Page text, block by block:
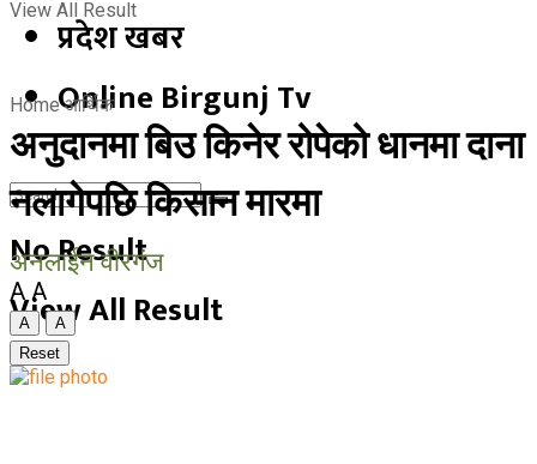
प्रदेश खबर
Online Birgunj Tv
No Result
View All Result
View All Result
Home आर्थिक
अनुदानमा बिउ किनेर रोपेको धानमा दाना
नलागेपछि किसान मारमा
अनलाईन वीरगंज
A A
A
A
Reset